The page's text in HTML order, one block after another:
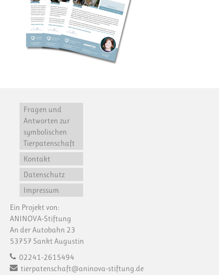
Fragen und
Antworten zur
symbolischen
Tierpatenschaft
Kontakt
Datenschutz
Impressum
Ein Projekt von:
ANINOVA-Stiftung
An der Autobahn 23
53757 Sankt Augustin
02241-2615494
tierpatenschaft@aninova-stiftung.de